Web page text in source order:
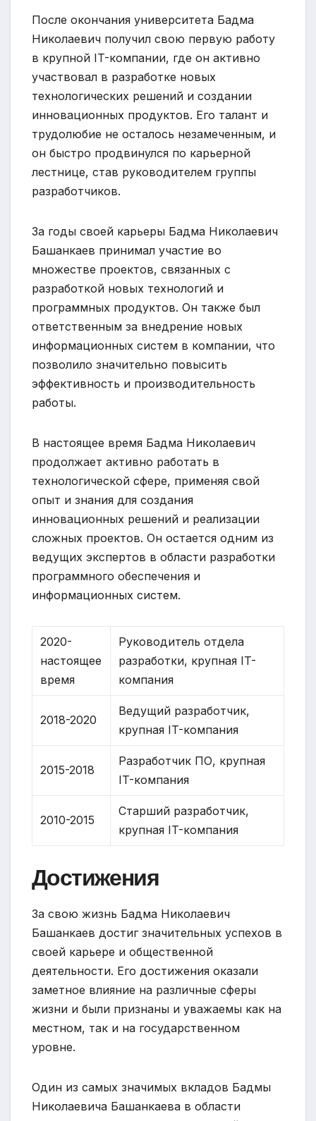
После окончания университета Бадма
Николаевич получил свою первую работу
в крупной IT-компании, где он активно
участвовал в разработке новых
технологических решений и создании
инновационных продуктов. Его талант и
трудолюбие не осталось незамеченным, и
он быстро продвинулся по карьерной
лестнице, став руководителем группы
разработчиков.
За годы своей карьеры Бадма Николаевич
Башанкаев принимал участие во
множестве проектов, связанных с
разработкой новых технологий и
программных продуктов. Он также был
ответственным за внедрение новых
информационных систем в компании, что
позволило значительно повысить
эффективность и производительность
работы.
В настоящее время Бадма Николаевич
продолжает активно работать в
технологической сфере, применяя свой
опыт и знания для создания
инновационных решений и реализации
сложных проектов. Он остается одним из
ведущих экспертов в области разработки
программного обеспечения и
информационных систем.
2020-
настоящее
время
Руководитель отдела
разработки, крупная IT-
компания
2018-2020
Ведущий разработчик,
крупная IT-компания
2015-2018
Разработчик ПО, крупная
IT-компания
2010-2015
Старший разработчик,
крупная IT-компания
Достижения
За свою жизнь Бадма Николаевич
Башанкаев достиг значительных успехов в
своей карьере и общественной
деятельности. Его достижения оказали
заметное влияние на различные сферы
жизни и были признаны и уважаемы как на
местном, так и на государственном
уровне.
Один из самых значимых вкладов Бадмы
Николаевича Башанкаева в области